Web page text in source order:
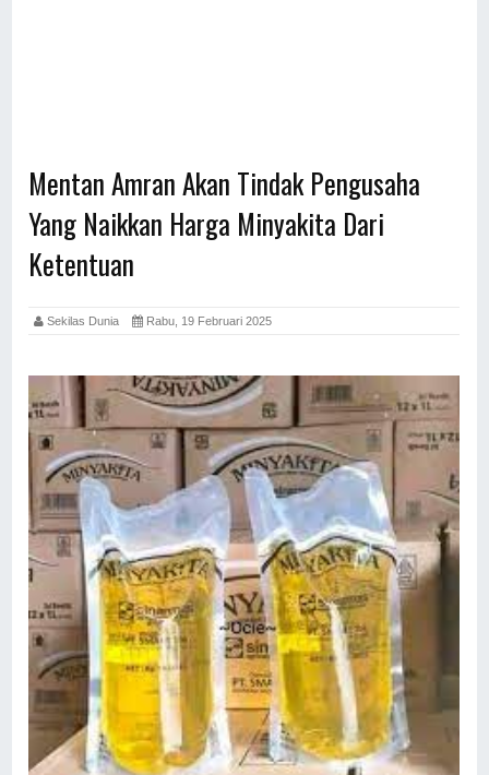
Mentan Amran Akan Tindak Pengusaha
Yang Naikkan Harga Minyakita Dari
Ketentuan
Sekilas Dunia Rabu, 19 Februari 2025